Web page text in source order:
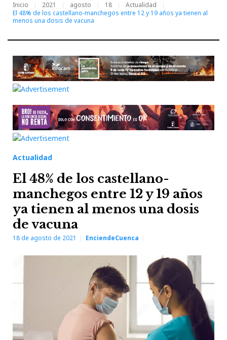
Inicio 2021 agosto 18
Actualidad
El 48% de los castellano-manchegos entre 12 y 19 años ya tienen al
menos una dosis de vacuna
Actualidad
El 48% de los castellano-
manchegos entre 12 y 19 años
ya tienen al menos una dosis
de vacuna
18 de agosto de 2021 EnciendeCuenca